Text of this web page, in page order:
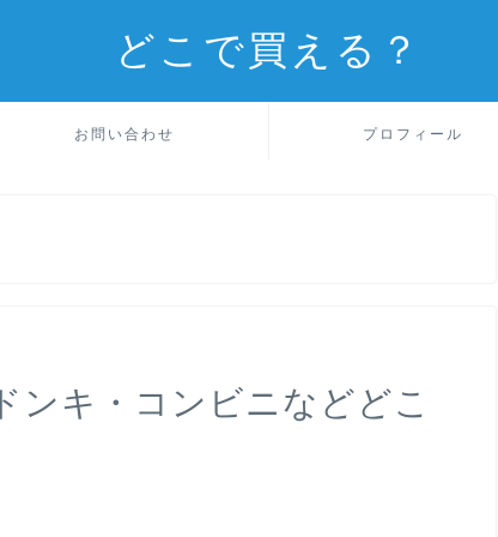
どこで買える？
お問い合わせ プロフィール
ンキ・コンビニなどどこ